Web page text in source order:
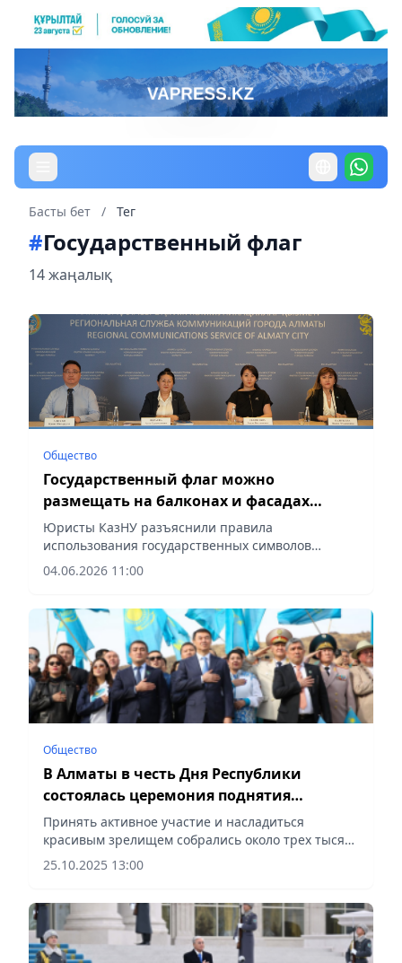
Басты бет / Тег
#Государственный флаг
14 жаңалық
Общество
Государственный флаг можно
размещать на балконах и фасадах
домов
Юристы КазНУ разъяснили правила
использования государственных символов
Казахстана, сообщает vecher.kz.
04.06.2026 11:00
Общество
В Алматы в честь Дня Республики
состоялась церемония поднятия
Государственного флага
Принять активное участие и насладиться
красивым зрелищем собрались около трех тысяч
человек, сообщает Vecher.kz.
25.10.2025 13:00